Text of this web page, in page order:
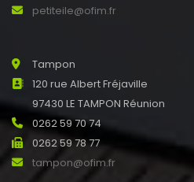
petiteile@ofim.fr
Tampon
120 rue Albert Fréjaville
97430 LE TAMPON Réunion
0262 59 70 74
0262 59 78 77
tampon@ofim.fr